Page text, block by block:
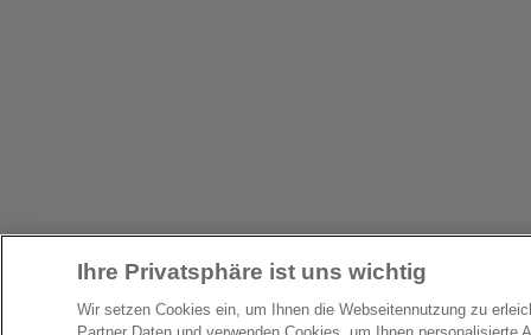
Ihre Privatsphäre ist uns wichtig
Wir setzen Cookies ein, um Ihnen die Webseitennutzung zu